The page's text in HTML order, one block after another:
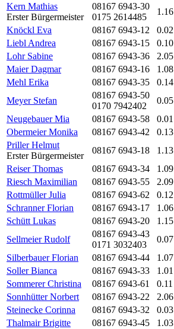
Kern Mathias
Erster Bürgermeister
08167 6943-30
0175 2614485
1.16
Knöckl Eva
08167 6943-12 0.02
Liebl Andrea
08167 6943-15 0.10
Lohr Sabine
08167 6943-36 2.05
Maier Dagmar
08167 6943-16 1.08
Mehl Erika
08167 6943-35 0.14
Meyer Stefan
08167 6943-50
0170 7942402
0.05
Neugebauer Mia
08167 6943-58 0.01
Obermeier Monika
08167 6943-42 0.13
Priller Helmut
Erster Bürgermeister
08167 6943-18 1.13
Reiser Thomas
08167 6943-34 1.09
Riesch Maximilian
08167 6943-55 2.09
Rottmüller Julia
08167 6943-62 0.12
Schranner Florian
08167 6943-17 1.06
Schütt Lukas
08167 6943-20 1.15
Sellmeier Rudolf
08167 6943-43
0171 3032403
0.07
Silberbauer Florian
08167 6943-44 1.07
Soller Bianca
08167 6943-33 1.01
Sommerer Christina
08167 6943-61 0.11
Sonnhütter Norbert
08167 6943-22 2.06
Steinecke Corinna
08167 6943-32 0.03
Thalmair Brigitte
08167 6943-45 1.03